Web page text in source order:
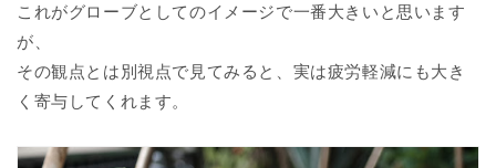
これがグローブとしてのイメージで一番大きいと思います
が、
その観点とは別視点で見てみると、実は疲労軽減にも大き
く寄与してくれます。